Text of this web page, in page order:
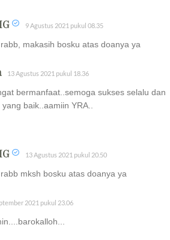
9 Agustus 2021 pukul 08.35
makasih bosku atas doanya ya
13 Agustus 2021 pukul 18.36
bermanfaat..semoga sukses selalu dan
baik..aamiin YRA..
13 Agustus 2021 pukul 20.50
mksh bosku atas doanya ya
2021 pukul 23.06